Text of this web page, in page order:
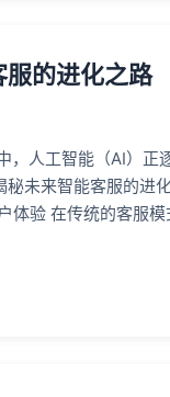
的进化之路
人工智能（AI）
未来智能客服的进
验 在传统的客服